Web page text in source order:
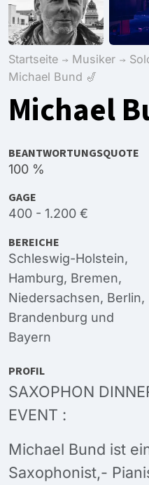
Startseite Musiker
Michael Bund 🎷
Michael
BEANTWORTUNGSQUOTE
100 %
GAGE
400 - 1.200 €
BEREICHE
Schleswig-Holstein,
Hamburg, Bremen,
Niedersachsen, Berlin,
Brandenburg und
Bayern
PROFIL
SAXOPHON
EVENT :
Michael Bund ist
Saxophonist,-